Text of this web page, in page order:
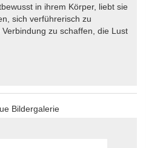
in ihrem Körper, liebt sie
sich verführerisch zu
zu schaffen, die Lust
Bildergalerie